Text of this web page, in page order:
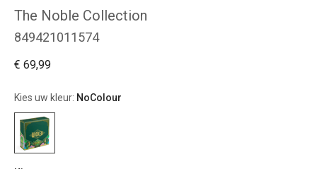
The Noble Collection
849421011574
€ 69,99
Kies uw kleur: NoColour